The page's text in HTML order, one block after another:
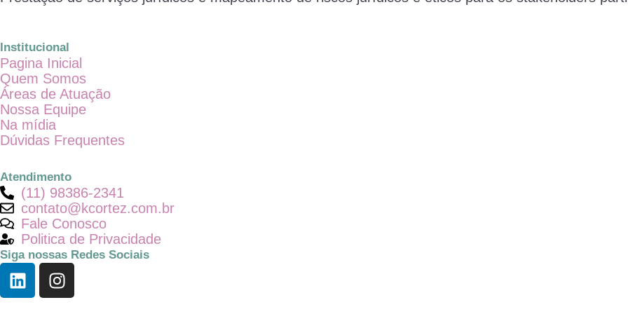
Institucional
Pagina Inicial
Quem Somos
Áreas de Atuação
Nossa Equipe
Na mídia
Dúvidas Frequentes
Atendimento
(11) 98386-2341
contato@kcortez.com.br
Fale Conosco
Politica de Privacidade
Siga nossas Redes Sociais